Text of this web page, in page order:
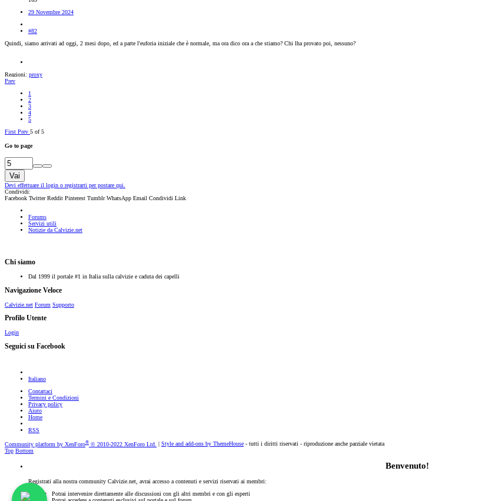
29 Novembre 2024
#82
Quindi, siamo arrivati ad oggi, 2 mesi dopo, ed a parte l'euforia iniziale che è normale, ma ora dico ora a che stiamo? Chi lha provato poi, nessuno?
Reazioni: proxy
Prev
1
2
3
4
5
First Prev 5 of 5
Go to page
Vai
Devi effettuare il login o registrarti per postare qui.
Condividi:
Facebook Twitter Reddit Pinterest Tumblr WhatsApp Email Condividi Link
Forums
Servizi utili
Notizie da Calvizie.net
Chi siamo
Dal 1999 il portale #1 in Italia sulla calvizie e caduta dei capelli
Navigazione Veloce
Calvizie.net Forum Supporto
Profilo Utente
Login
Seguici su Facebook
Italiano
Contattaci
Termini e Condizioni
Privacy policy
Aiuto
Home
RSS
Community platform by XenForo® © 2010-2022 XenForo Ltd. Style and add-ons by ThemeHouse - tutti i diritti riservati - riproduzione anche parziale vietata
Top Bottom
Benvenuto!
Registrati alla nostra community Calvizie.net, avrai accesso a contenuti e servizi riservati ai membri:
Potrai intervenire direttamente alle discussioni con gli altri membri e con gli esperti